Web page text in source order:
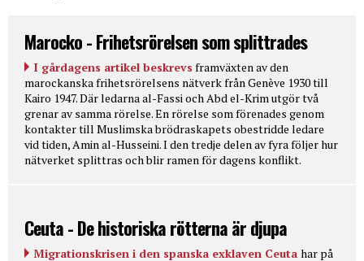
Marocko - Frihetsrörelsen som splittrades
I gårdagens artikel beskrevs framväxten av den
marockanska frihetsrörelsens nätverk från Genève 1930 till
Kairo 1947. Där ledarna al-Fassi och Abd el-Krim utgör två
grenar av samma rörelse. En rörelse som förenades genom
kontakter till Muslimska brödraskapets obestridde ledare
vid tiden, Amin al-Husseini. I den tredje delen av fyra följer hur
nätverket splittras och blir ramen för dagens konflikt.
Ceuta - De historiska rötterna är djupa
Migrationskrisen i den spanska exklaven Ceuta har på